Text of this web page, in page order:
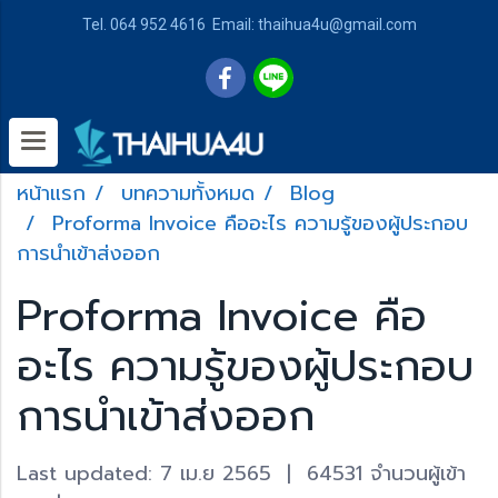
Tel. 064 952 4616 Email: thaihua4u@gmail.com
หน้าแรก บทความทั้งหมด
Blog
Proforma Invoice คืออะไร ความรู้ของผู้ประกอบ
การนำเข้าส่งออก
Proforma Invoice คือ
อะไร ความรู้ของผู้ประกอบ
การนำเข้าส่งออก
Last updated: 7 เม.ย 2565 | 64531 จำนวนผู้เข้า